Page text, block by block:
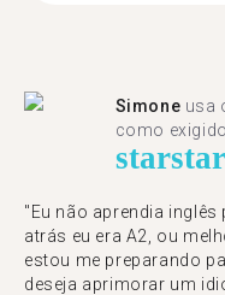
Simone usa
como
starstar
"Eu não aprendia
atrás eu era A2, ou
estou me preparando
deseja aprimorar um